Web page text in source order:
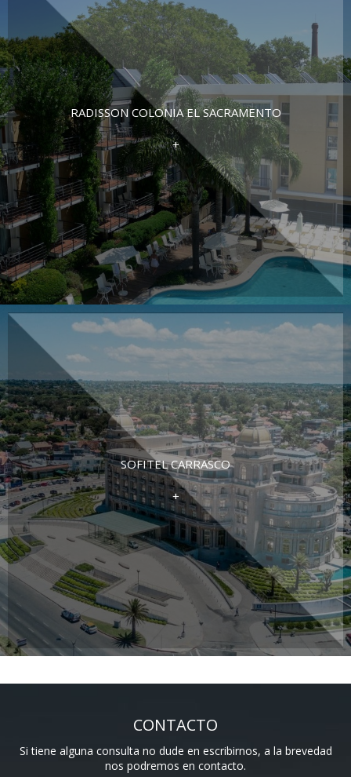
RADISSON COLONIA EL SACRAMENTO
+
SOFITEL CARRASCO
+
CONTACTO
Si tiene alguna consulta no dude en escribirnos, a la brevedad
nos podremos en contacto.